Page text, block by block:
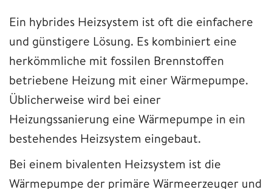
Ein hybrides Heizsystem ist oft die einfachere
und günstigere Lösung. Es kombiniert eine
herkömmliche mit fossilen Brennstoffen
betriebene Heizung mit einer Wärmepumpe.
Üblicherweise wird bei einer
Heizungssanierung eine Wärmepumpe in ein
bestehendes Heizsystem eingebaut.
Bei einem bivalenten Heizsystem ist die
Wärmepumpe der primäre Wärmeerzeuger und